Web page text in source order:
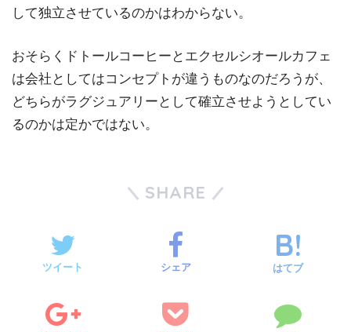
して独立させているのかはわからない。
おそらくドトールコーヒーとエクセルシオールカフェ
は会社としてはコンセプトが違うものなのだろうが、
どちらがラグジュアリーとして確立させようとしてい
るのかは定かではない。
SHARE
ツイート シェア はてブ